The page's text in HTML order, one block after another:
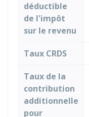
déductible
de l'impôt
sur le revenu
Taux CRDS
Taux de la
contribution
additionnelle
pour